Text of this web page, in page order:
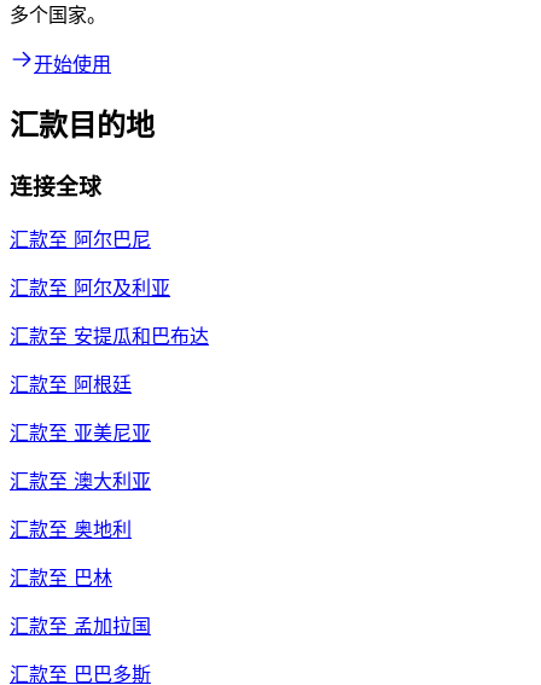
多个国家。
开始使用
汇款目的地
连接全球
汇款至 阿尔巴尼
汇款至 阿尔及利亚
汇款至 安提瓜和巴布达
汇款至 阿根廷
汇款至 亚美尼亚
汇款至 澳大利亚
汇款至 奥地利
汇款至 巴林
汇款至 孟加拉国
汇款至 巴巴多斯